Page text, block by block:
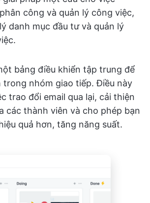
công và quản lý công việc,
danh mục đầu tư và quản lý
bảng điều khiển tập trung để
trong nhóm giao tiếp. Điều này
trao đổi email qua lại, cải thiện
các thành viên và cho phép bạn
quả hơn, tăng năng suất.